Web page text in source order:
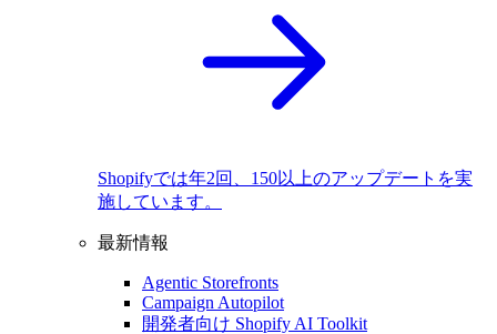
Shopifyでは年2回、150以上のアップデートを実
施しています。
最新情報
Agentic Storefronts
Campaign Autopilot
開発者向け Shopify AI Toolkit